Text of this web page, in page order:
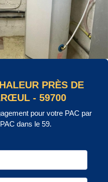
PRÈS DE
- 59700
pour votre PAC par
dans le 59.